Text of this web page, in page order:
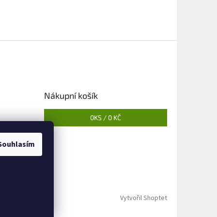
Nákupní košík
0KS / 0 KČ
Vytvořil Shoptet